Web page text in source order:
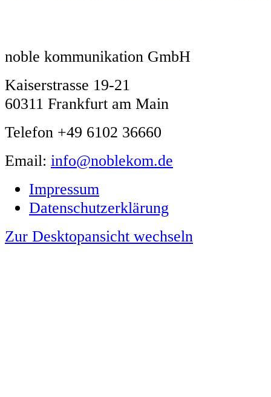
noble kommunikation GmbH
Kaiserstrasse 19-21
60311 Frankfurt am Main
Telefon +49 6102 36660
Email: info@noblekom.de
Impressum
Datenschutzerklärung
Zur Desktopansicht wechseln